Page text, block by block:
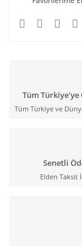
Tüm Türkiye'ye
Tüm Türkiye ve
Senetli
Elden Taksit